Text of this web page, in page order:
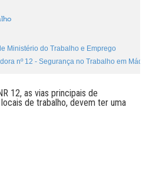
Ministério do Trabalho e Emprego
nº 12 - Segurança no Trabalho em
12, as vias principais de
de trabalho, devem ter uma